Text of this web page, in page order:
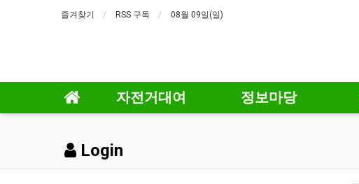
즐겨찾기 RSS 구독 08월 09일(일)
자전거대여 정보마당
Login